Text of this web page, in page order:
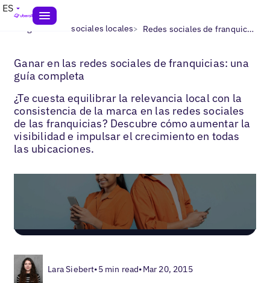
ES
Blogs> Redes sociales locales> Redes sociales de franquicias
Ganar en las redes sociales de franquicias: una
guía completa
¿Te cuesta equilibrar la relevancia local con la
consistencia de la marca en las redes sociales
de las franquicias? Descubre cómo aumentar la
visibilidad e impulsar el crecimiento en todas
las ubicaciones.
Lara Siebert•5 min read•Mar 20, 2015